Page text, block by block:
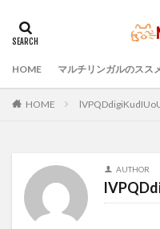
HOME マルチリンガルのスス
HOME
AUTHOR
タグ
PC選択 ウィルス対
どれがいい
選ぶ
ブラインドタッチ